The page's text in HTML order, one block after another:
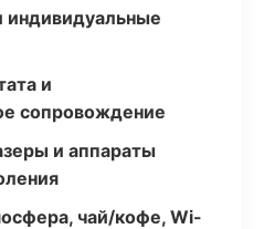
и
сопровождение
и аппараты
чай/кофе, Wi-